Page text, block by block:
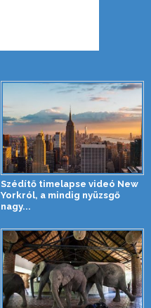
Szédítő timelapse videó New
Yorkról, a mindig nyüzsgő
nagy...